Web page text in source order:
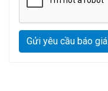
Gửi yêu cầu báo giá